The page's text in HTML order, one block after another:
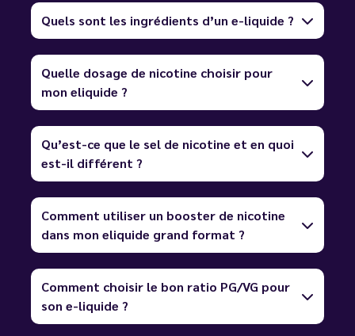
Quels sont les ingrédients d’un e-liquide ?
Quelle dosage de nicotine choisir pour
mon eliquide ?
Qu’est-ce que le sel de nicotine et en quoi
est-il différent ?
Comment utiliser un booster de nicotine
dans mon eliquide grand format ?
Comment choisir le bon ratio PG/VG pour
son e-liquide ?